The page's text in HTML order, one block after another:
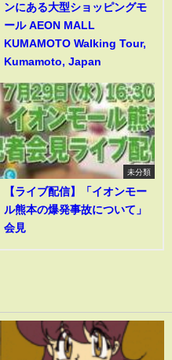
ンにある大型ショッピングモ
ール AEON MALL
KUMAMOTO Walking Tour,
Kumamoto, Japan
未分類
【ライブ配信】「イオンモー
ル熊本の爆発事故について」
会見